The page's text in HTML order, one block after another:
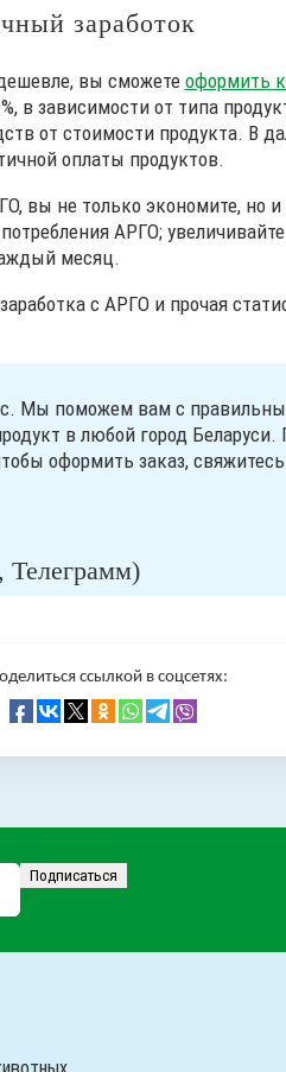
заработок
вы сможетеоформить
в зависимости от типа
от стоимости продукта. В
оплаты продуктов.
вы не только экономите, но
АРГО;
месяц.
с АРГО и прочая
Мы поможем вам с
в любой город Беларуси.
оформить заказ,
Телеграмм)
ссылкой в соцсетях: